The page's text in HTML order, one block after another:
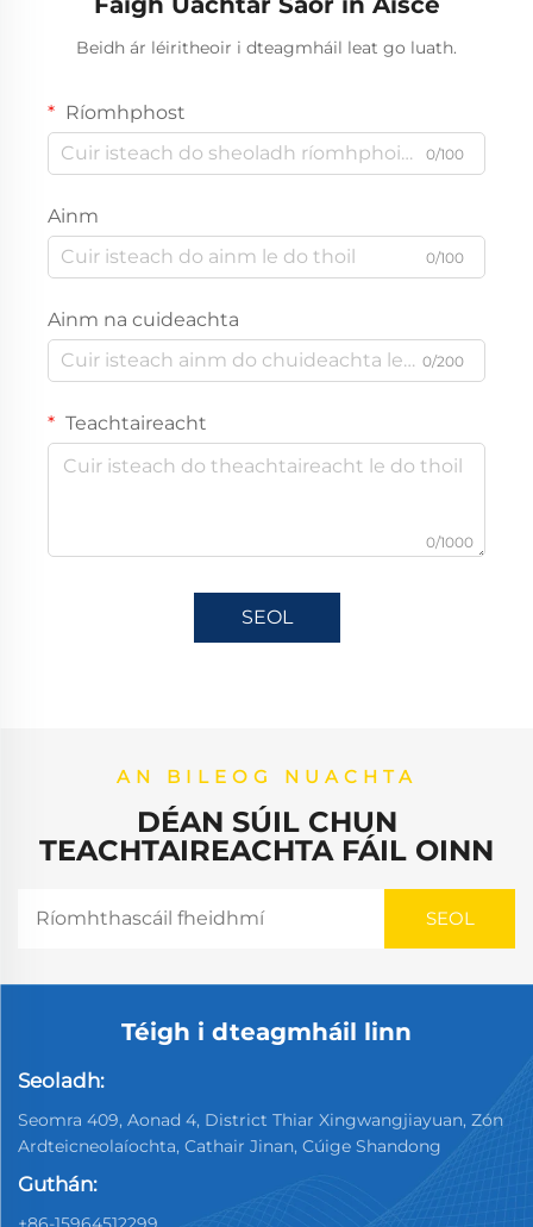
Beidh ár léiritheoir i dteagmháil leat go luath.
Ríomhphost
0/100
Ainm
0/100
Ainm na cuideachta
0/200
Teachtaireacht
0/1000
SEOL
AN BILEOG NUACHTA
DÉAN SÚIL CHUN
TEACHTAIREACHTA FÁIL OINN
Téigh i dteagmháil linn
Seoladh:
Seomra 409, Aonad 4, District Thiar Xingwangjiayuan, Zón
Ardteicneolaíochta, Cathair Jinan, Cúige Shandong
Guthán: